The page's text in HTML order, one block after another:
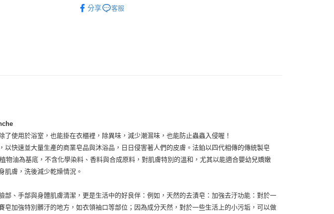
7-11純取貨 (先付款
每筆NT$80，滿NT$999(含以上)免運費
每筆NT$100，滿NT$999(含以上)免運費
離島宅配（澎湖、金門、馬祖、小琉球）
分享 客服
使用於浴室，也能掛在衣櫃裡，除異味，減少潮濕味，也能防止蟲蟲入侵喔！
以快速並大量生產的商業皂品與沐浴品，日日侵害著人們的皮膚。法鉑以四代相傳的傳統製皂
物油為基底，不含化學染料、香料與合成原料，對肌膚特別的溫和，尤其以能適合嬰幼兒嬌嫩
肌膚，洗後減少乾燥情況。
部、手部與身體肌膚清潔，更是生活中的好良伴：例如，天然的去漬皂：加強去汙功能：對於一
皂加強特別髒汙的地方，如衣領袖口等部位；因為成分天然，對於一些生活上的小污垢，可以做